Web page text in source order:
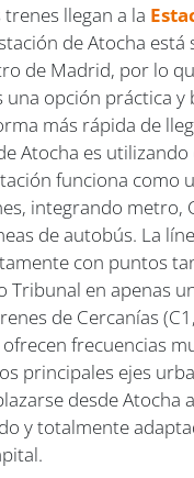
llegan a la
de Atocha
de Madrid, por lo
una opción práctica y
más rápida de
Atocha es
funciona como
integrando metro,
de autobús. La
con puntos
Tribunal en apenas
de Cercanías
ofrecen frecuencias
principales ejes
desde Atocha
y totalmente